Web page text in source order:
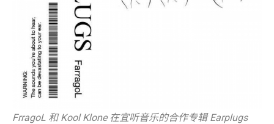
FrragoL 和 Kool Klone 在宜听音乐的合作专辑 Earplugs